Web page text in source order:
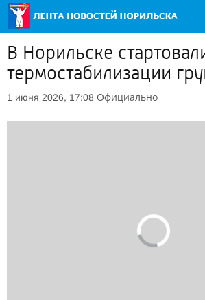
В Норильске
термостабилизации
1 июня 2026, 17:08 Официально